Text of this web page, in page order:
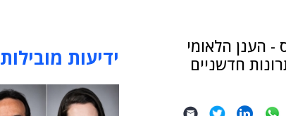
- הענן הלאומי
חדשניים
ידיעות מובילות